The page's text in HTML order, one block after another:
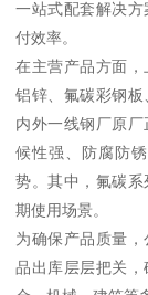
一站式配套解决
付效率。
在主营产品方面
铝锌、氟碳彩钢
内外一线钢厂原
候性强、防腐防
势。其中，氟碳
期使用场景。
为确保产品质量
品出库层层把关